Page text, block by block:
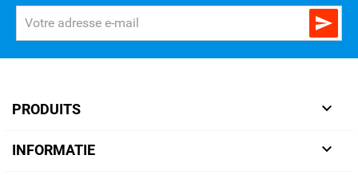

PRODUITS 
INFORMATIE 